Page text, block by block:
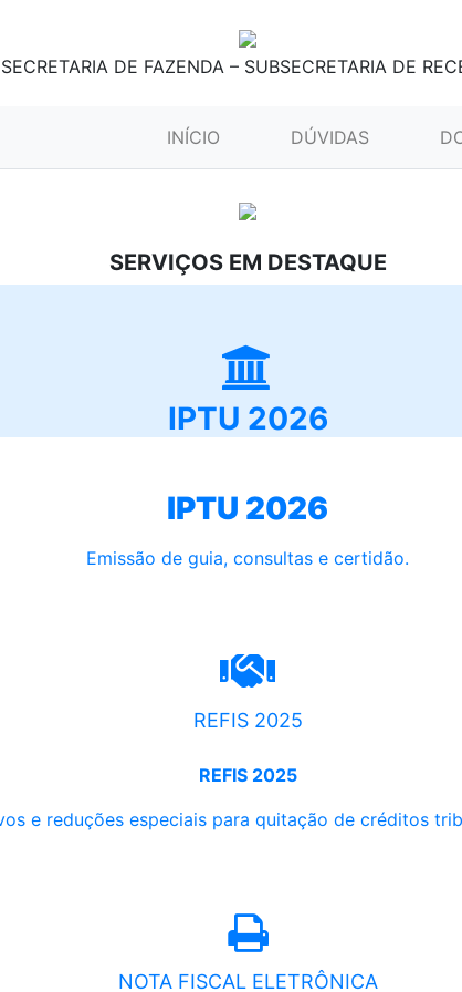
SECRETARIA DE FAZENDA – SUBSECRETARIA DE
INÍCIO (CURRENT)DÚVIDAS
SERVIÇOS EM DESTAQUE
IPTU 2026
IPTU 2026
Emissão de guia, consultas e certidão.
REFIS 2025
REFIS 2025
e reduções especiais para quitação de créditos
NOTA FISCAL ELETRÔNICA